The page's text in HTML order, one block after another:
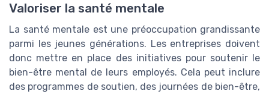
Valoriser la santé mentale
La santé mentale est une préoccupation grandissante
parmi les jeunes générations. Les entreprises doivent
donc mettre en place des initiatives pour soutenir le
bien-être mental de leurs employés. Cela peut inclure
des programmes de soutien, des journées de bien-être,